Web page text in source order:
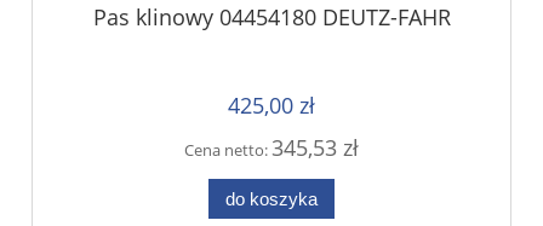
Pas klinowy 04454180 DEUTZ-FAHR
425,00 zł
Cena netto:345,53 zł
do koszyka